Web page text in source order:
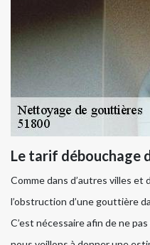
Le tarif débouchage
Comme dans d’autres villes
l’obstruction d’une gouttière
C’est nécessaire afin de ne